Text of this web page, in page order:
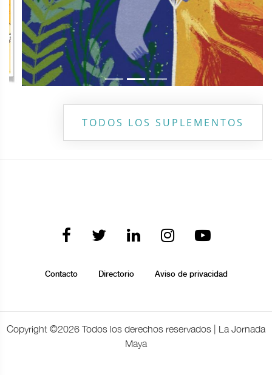
TODOS LOS SUPLEMENTOS
Contacto Directorio Aviso de privacidad
Copyright ©2026 Todos los derechos reservados | La Jornada
Maya